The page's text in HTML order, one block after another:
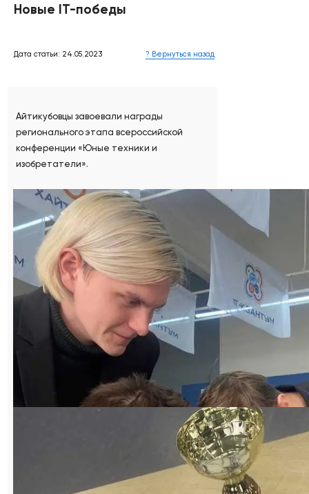
Айтикубовцы завоевали награды
регионального этапа всероссийской
конференции «Юные техники и
изобретатели».
Дата статьи: 24.05.2023
Новые IT-победы
? Вернуться назад